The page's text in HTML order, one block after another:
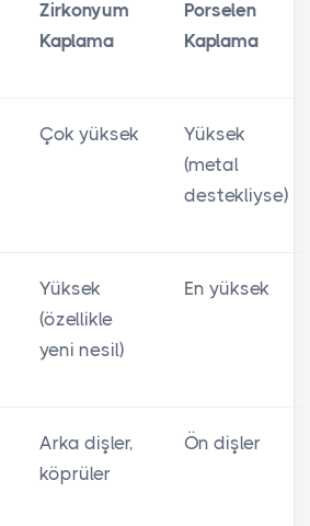
Zirkonyum
Kaplama
Porselen
Kaplama
Çok yüksek
Yüksek
(metal
destekliyse)
Yüksek
(özellikle
yeni nesil)
En yüksek
Arka dişler,
köprüler
Ön dişler